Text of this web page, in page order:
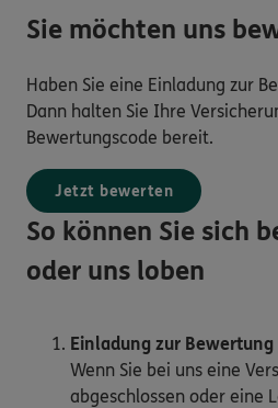
Sie möchten uns
Haben Sie eine Einladung zur
Dann halten Sie Ihre
Bewertungscode bereit.
Jetzt bewerten
So können Sie sich
oder uns loben
Einladung zur Bewertung
Wenn Sie bei uns eine
abgeschlossen oder eine